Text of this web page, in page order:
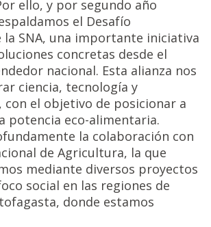
ello, y por segundo año
el Desafío
la SNA, una importante iniciativa
concretas desde el
nacional. Esta alianza nos
ciencia, tecnología y
el objetivo de posicionar a
potencia eco-alimentaria.
la colaboración con
de Agricultura, la que
mediante diversos proyectos
social en las regiones de
donde estamos